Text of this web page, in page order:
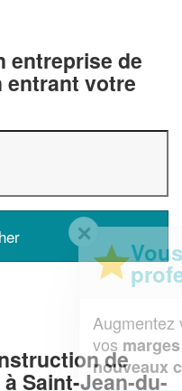
entreprise de
entrant votre
de
Saint-Jean-du-
un
chiffre d'affaireset
en gagnant de
!